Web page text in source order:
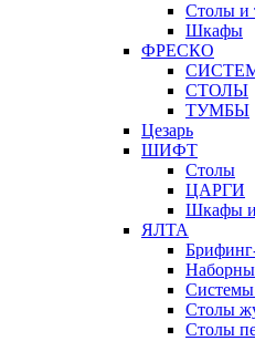
Столы и
Шкафы
ФРЕСКО
СТОЛЫ
ТУМБЫ
Цезарь
ШИФТ
Столы
ЦАРГИ
Шкафы
ЯЛТА
Системы
Столы
Столы